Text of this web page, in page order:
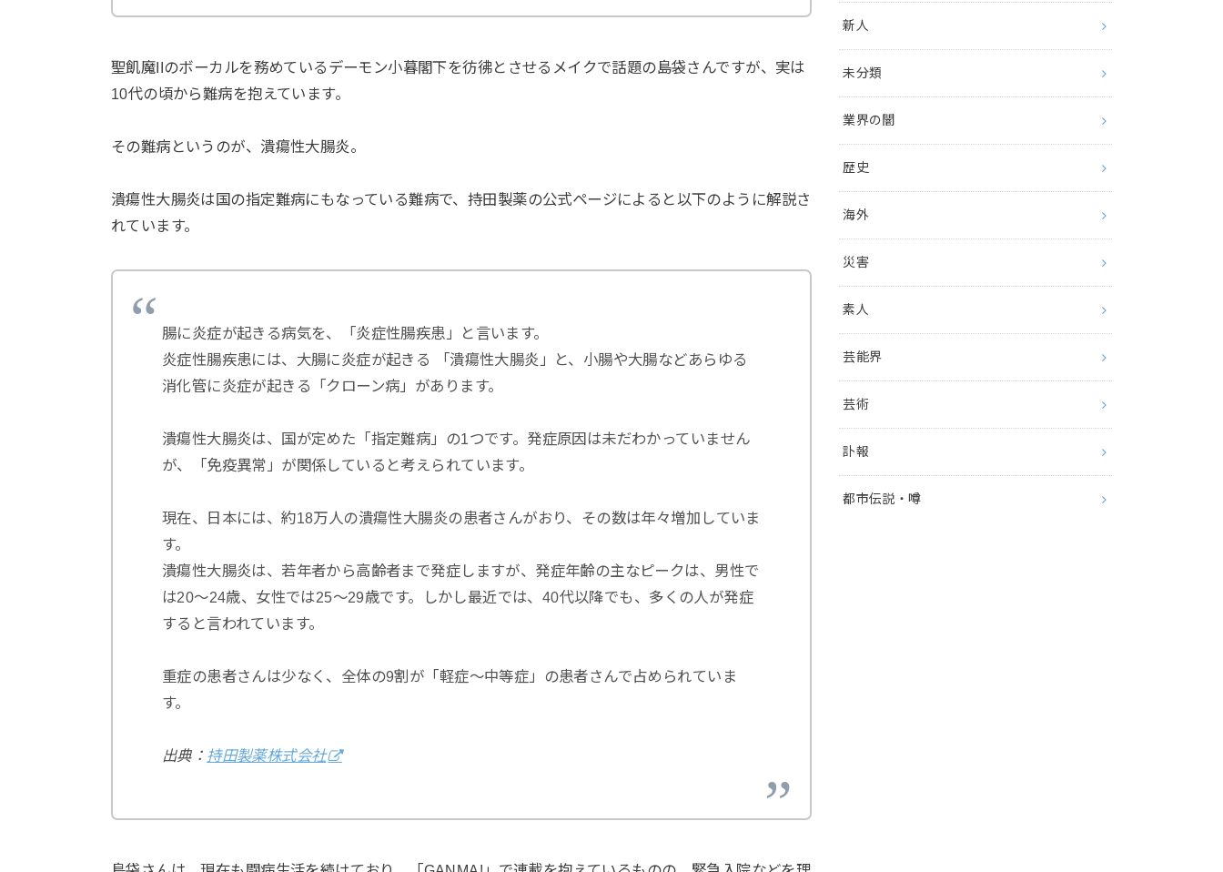
聖飢魔IIのボーカルを務めているデーモン小暮閣下を彷彿とさせるメイクで話題の島袋さんですが、実は
10代の頃から難病を抱えています。
その難病というのが、潰瘍性大腸炎。
潰瘍性大腸炎は国の指定難病にもなっている難病で、持田製薬の公式ページによると以下のように解説さ
れています。
腸に炎症が起きる病気を、「炎症性腸疾患」と言います。
炎症性腸疾患には、大腸に炎症が起きる 「潰瘍性大腸炎」と、小腸や大腸などあらゆる
消化管に炎症が起きる「クローン病」があります。
潰瘍性大腸炎は、国が定めた「指定難病」の1つです。発症原因は未だわかっていません
が、「免疫異常」が関係していると考えられています。
現在、日本には、約18万人の潰瘍性大腸炎の患者さんがおり、その数は年々増加していま
す。
潰瘍性大腸炎は、若年者から高齢者まで発症しますが、発症年齢の主なピークは、男性で
は20～24歳、女性では25～29歳です。しかし最近では、40代以降でも、多くの人が発症
すると言われています。
重症の患者さんは少なく、全体の9割が「軽症～中等症」の患者さんで占められていま
す。
出典： 持田製薬株式会社
新人
未分類
業界の闇
歴史
海外
災害
素人
芸能界
芸術
訃報
都市伝説・噂